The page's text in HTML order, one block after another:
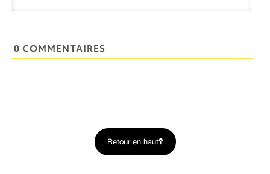
0 COMMENTAIRES
Retour en haut